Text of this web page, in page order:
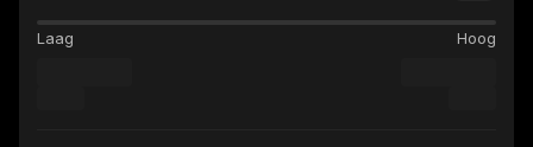
Laag Hoog